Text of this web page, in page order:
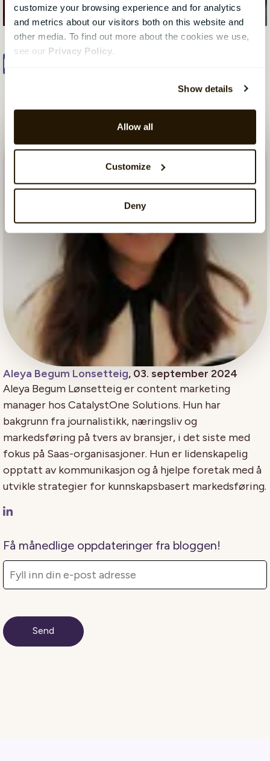
customize your browsing experience and for analytics
and metrics about our visitors both on this website and
other media. To find out more about the cookies we use,
see our Privacy Policy
Show details
Allow all
Customize
Deny
Aleya Begum Lonsetteig, 03. september 2024
Aleya Begum Lønsetteig er content marketing
manager hos CatalystOne Solutions. Hun har
bakgrunn fra journalistikk, næringsliv og
markedsføring på tvers av bransjer, i det siste med
fokus på Saas-organisasjoner. Hun er lidenskapelig
opptatt av kommunikasjon og å hjelpe foretak med å
utvikle strategier for kunnskapsbasert markedsføring.
Få månedlige oppdateringer fra bloggen!